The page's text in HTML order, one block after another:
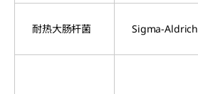
耐热大肠杆菌 Sigma-Aldrich